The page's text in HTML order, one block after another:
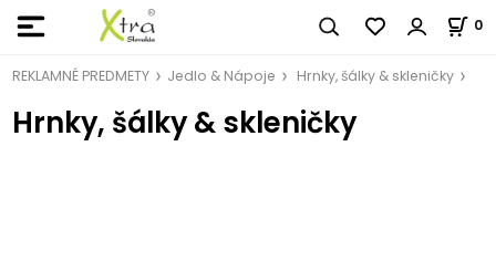
0
REKLAMNÉ PREDMETY Jedlo & Nápoje Hrnky, šálky & skleničky
Hrnky, šálky & skleničky